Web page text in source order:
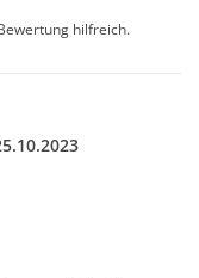
hilfreich.